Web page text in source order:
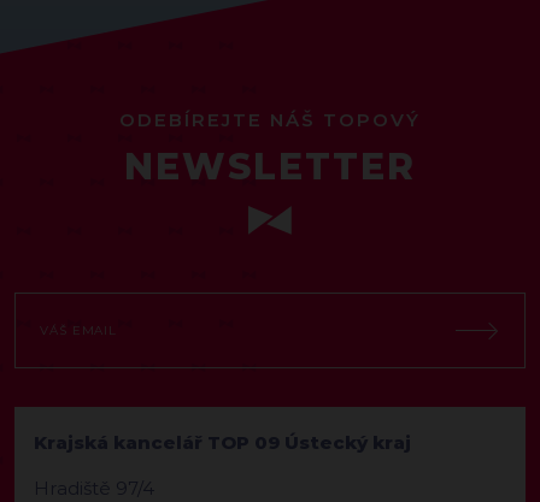
ODEBÍREJTE NÁŠ TOPOVÝ
NEWSLETTER
Krajská kancelář TOP 09 Ústecký kraj
Hradiště 97/4